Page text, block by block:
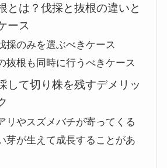
とは？伐採と抜根の違いと
ース
採のみを選ぶべきケース
抜根も同時に行うべきケース
して切り株を残すデメリッ
リやスズメバチが寄ってくる
芽が生えて成長することがあ